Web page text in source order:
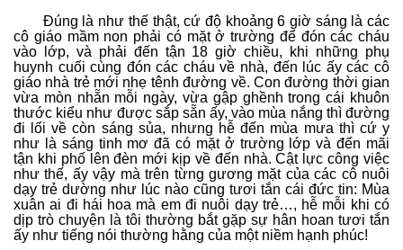
Đúng là như thế thật, cứ độ khoảng 6 giờ sáng là các
cô giáo mầm non phải có mặt ở trường để đón các cháu
vào lớp, và phải đến tận 18 giờ chiều, khi những phụ
huynh cuối cùng đón các cháu về nhà, đến lúc ấy các cô
giáo nhà trẻ mới nhẹ tênh đường về. Con đường thời gian
vừa mòn nhẵn mỗi ngày, vừa gập ghềnh trong cái khuôn
thước kiểu như được sắp sẵn ấy, vào mùa nắng thì đường
đi lối về còn sáng sủa, nhưng hễ đến mùa mưa thì cứ y
như là sáng tinh mơ đã có mặt ở trường lớp và đến mãi
tận khi phố lên đèn mới kịp về đến nhà. Cật lực công việc
như thế, ấy vậy mà trên từng gương mặt của các cô nuôi
dạy trẻ dường như lúc nào cũng tươi tắn cái đức tin: Mùa
xuân ai đi hái hoa mà em đi nuôi dạy trẻ…, hễ mỗi khi có
dịp trò chuyện là tôi thường bắt gặp sự hân hoan tươi tắn
ấy như tiếng nói thường hằng của một niềm hạnh phúc!